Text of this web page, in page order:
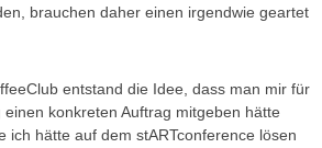
brauchen daher einen irgendwie geartet
entstand die Idee, dass man mir für
konkreten Auftrag mitgeben hätte
ich hätte auf dem stARTconference lösen